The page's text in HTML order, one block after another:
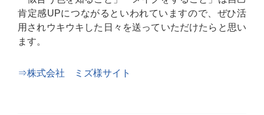
肯定感UPにつながるといわれていますので、ぜひ活
用されウキウキした日々を送っていただけたらと思い
ます。
⇒株式会社 ミズ様サイト